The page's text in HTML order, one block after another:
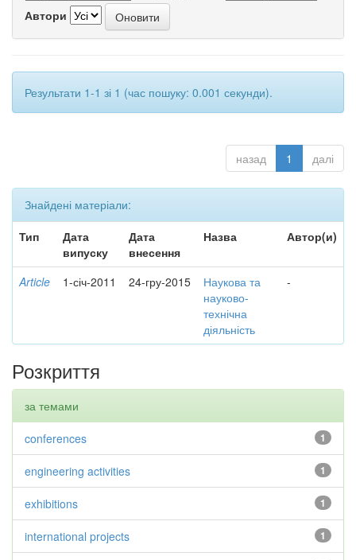
Автори
Результати 1-1 зі 1 (час пошуку: 0.001 секунди).
назад 1 далі
Знайдені матеріали:
Тип
Дата
випуску
Дата
внесення
Назва Автор(и)
Article 1-січ-2011 24-гру-2015
Наукова та
науково-
технічна
діяльність
-
Розкриття
за темами
1
conferences
1
engineering activities
1
exhibitions
1
international projects